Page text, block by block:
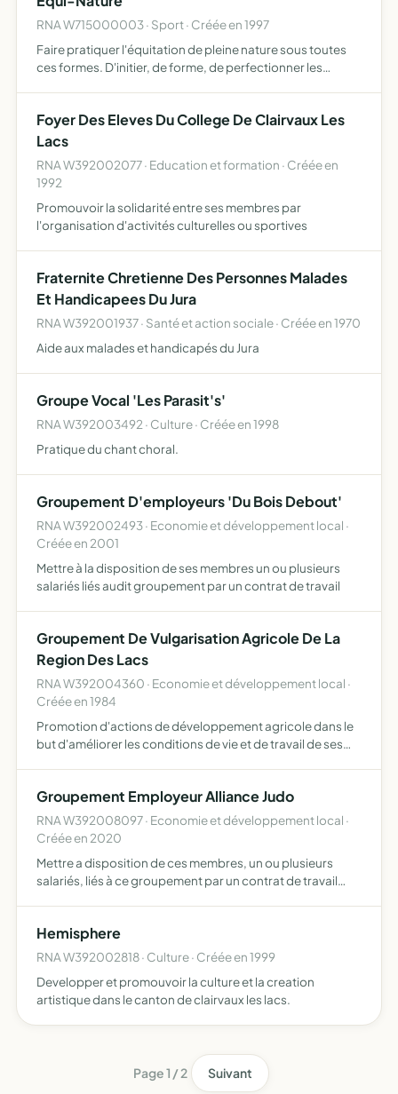
RNA W715000003 · Sport · Créée en 1997
Faire pratiquer l'équitation de pleine nature sous toutes
ces formes. D'initier, de forme, de perfectionner les
Foyer Des Eleves Du College De Clairvaux Les
Lacs
RNA W392002077 · Education et formation · Créée en
1992
Promouvoir la solidarité entre ses membres par
l'organisation d'activités culturelles ou sportives
Fraternite Chretienne Des Personnes Malades
Et Handicapees Du Jura
RNA W392001937 · Santé et action sociale · Créée en 1970
Aide aux malades et handicapés du Jura
Groupe Vocal 'Les Parasit's'
RNA W392003492 · Culture · Créée en 1998
Pratique du chant choral.
Groupement D'employeurs 'Du Bois Debout'
RNA W392002493 · Economie et développement local ·
Créée en 2001
Mettre à la disposition de ses membres un ou plusieurs
salariés liés audit groupement par un contrat de travail
Groupement De Vulgarisation Agricole De La
Region Des Lacs
RNA W392004360 · Economie et développement local ·
Créée en 1984
Promotion d'actions de développement agricole dans le
but d'améliorer les conditions de vie et de travail de ses
Groupement Employeur Alliance Judo
RNA W392008097 · Economie et développement local ·
Créée en 2020
Mettre a disposition de ces membres, un ou plusieurs
salariés, liés à ce groupement par un contrat de travail
Hemisphere
RNA W392002818 · Culture · Créée en 1999
Developper et promouvoir la culture et la creation
artistique dans le canton de clairvaux les lacs.
Page 1 / 2 Suivant